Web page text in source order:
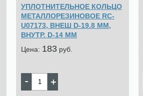
УПЛОТНИТЕЛЬНОЕ КОЛЬЦО
МЕТАЛЛОРЕЗИНОВОЕ RC-
U07173, ВНЕШ D-19.8 MM,
ВНУТР. D-14 MM
Цена: 183 pуб.